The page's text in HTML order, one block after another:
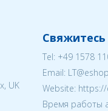
UK
Tel: +49 1578
Email:
Website:
Время работы